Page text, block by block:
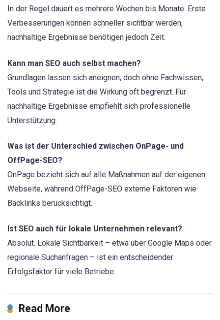
In der Regel dauert es mehrere Wochen bis Monate. Erste
Verbesserungen können schneller sichtbar werden,
nachhaltige Ergebnisse benötigen jedoch Zeit.
Kann man SEO auch selbst machen?
Grundlagen lassen sich aneignen, doch ohne Fachwissen,
Tools und Strategie ist die Wirkung oft begrenzt. Für
nachhaltige Ergebnisse empfiehlt sich professionelle
Unterstützung.
Was ist der Unterschied zwischen OnPage- und
OffPage-SEO?
OnPage bezieht sich auf alle Maßnahmen auf der eigenen
Webseite, während OffPage-SEO externe Faktoren wie
Backlinks berücksichtigt.
Ist SEO auch für lokale Unternehmen relevant?
Absolut. Lokale Sichtbarkeit – etwa über Google Maps oder
regionale Suchanfragen – ist ein entscheidender
Erfolgsfaktor für viele Betriebe.
Read More